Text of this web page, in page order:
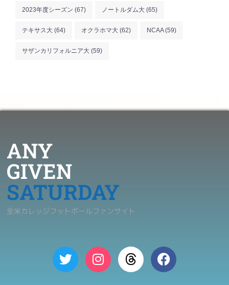
2023年度シーズン (67) ノートルダム大 (65)
テキサス大 (64) オクラホマ大 (62) NCAA(59)
サザンカリフォルニア大 (59)
ANY
GIVEN
SATURDAY
全米カレッジフットボールファンサイト